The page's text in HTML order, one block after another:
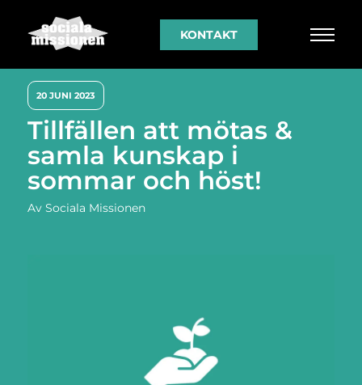
KONTAKT
20 JUNI 2023
Tillfällen att mötas &
samla kunskap i
sommar och höst!
Av Sociala Missionen